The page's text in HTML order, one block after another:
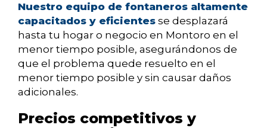
Nuestro equipo de fontaneros altamente
capacitados y eficientes se desplazará
hasta tu hogar o negocio en Montoro en el
menor tiempo posible, asegurándonos de
que el problema quede resuelto en el
menor tiempo posible y sin causar daños
adicionales.
Precios competitivos y